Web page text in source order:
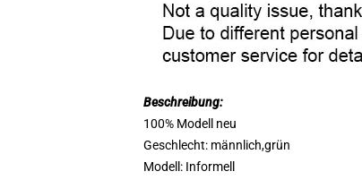
Beschreibung:
100% Modell neu
Geschlecht: männlich,grün
Modell: Informell